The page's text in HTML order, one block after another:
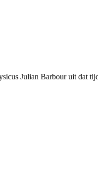
Julian Barbour uit dat